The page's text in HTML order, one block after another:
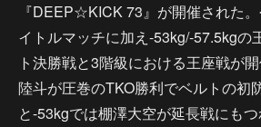
『DEEP☆KICK 73』が開催された
イトルマッチに加え-53kg/-57.5kgの
ト決勝戦と3階級における王座戦が
陸斗が圧巻のTKO勝利でベルトの初
と-53kgでは棚澤大空が延長戦にも